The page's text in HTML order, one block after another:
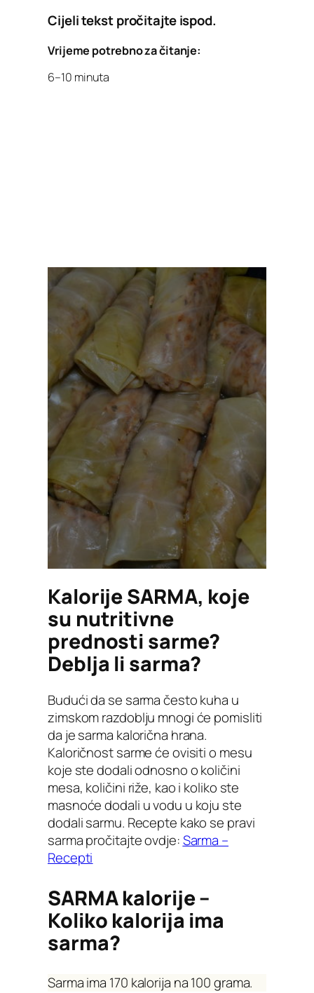
Cijeli tekst pročitajte ispod.
Vrijeme potrebno za čitanje:
6–10 minuta
Kalorije SARMA, koje
su nutritivne
prednosti sarme?
Deblja li sarma?
Budući da se sarma često kuha u
zimskom razdoblju mnogi će pomisliti
da je sarma kalorična hrana.
Kaloričnost sarme će ovisiti o mesu
koje ste dodali odnosno o količini
mesa, količini riže, kao i koliko ste
masnoće dodali u vodu u koju ste
dodali sarmu. Recepte kako se pravi
sarma pročitajte ovdje:Sarma –
Recepti
SARMA kalorije –
Koliko kalorija ima
sarma?
Sarma ima 170 kalorija na 100 grama.